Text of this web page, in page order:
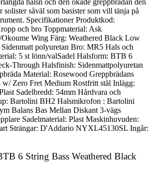
såväl som basister som vill tänja på
Specifikationer Produktkod:
och bro Toppmaterial: Ask
Wing Färg: Weathered Black Low
polyuretan Bro: MR5 Hals och
5 st lönn/valSadel Halsform: BTB 6
Through Halsfinish: Sidenmattpolyuretan
Material: Rosewood Greppbrädans
w/ Zero Fret Medium Rostfritt stål Inlägg:
Sadelbredd: 54mm Hårdvara och
Bartolini BH2 Halsmikrofon : Bartolini
Balans Bas Mellan Diskant 3-vägs
Sadelmaterial: Plast Maskinhuvuden:
Strängar: D'Addario NYXL45130SL Ingår:
6 String Bass Weathered Black